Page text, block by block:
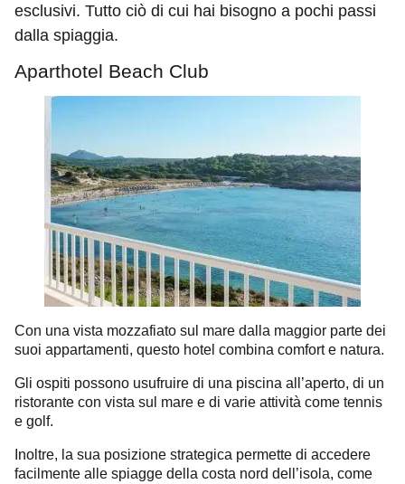
esclusivi. Tutto ciò di cui hai bisogno a pochi passi
dalla spiaggia.
Aparthotel Beach Club
Con una vista mozzafiato sul mare dalla maggior parte dei
suoi appartamenti, questo hotel combina comfort e natura.
Gli ospiti possono usufruire di una piscina all’aperto, di un
ristorante con vista sul mare e di varie attività come tennis
e golf.
Inoltre, la sua posizione strategica permette di accedere
facilmente alle spiagge della costa nord dell’isola, come